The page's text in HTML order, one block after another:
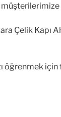
Çelik Kapı
için